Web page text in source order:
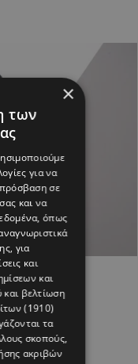
πιο
ζωής
×
των
για να
σε
και να
όπως
για
και
και
βελτίωση
(1910)
τα
σκοπούς,
ακριβών